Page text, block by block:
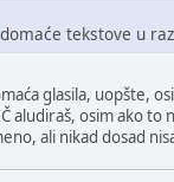
tekstove u
glasila, uopšte,
aludiraš, osim ako
ali nikad dosad